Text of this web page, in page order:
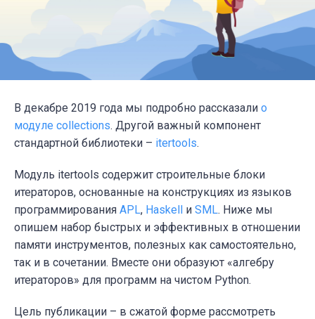
В декабре 2019 года мы подробно рассказали о
модуле collections. Другой важный компонент
стандартной библиотеки – itertools.
Модуль itertools содержит строительные блоки
итераторов, основанные на конструкциях из языков
программирования APL, Haskell и SML. Ниже мы
опишем набор быстрых и эффективных в отношении
памяти инструментов, полезных как самостоятельно,
так и в сочетании. Вместе они образуют «алгебру
итераторов» для программ на чистом Python.
Цель публикации – в сжатой форме рассмотреть